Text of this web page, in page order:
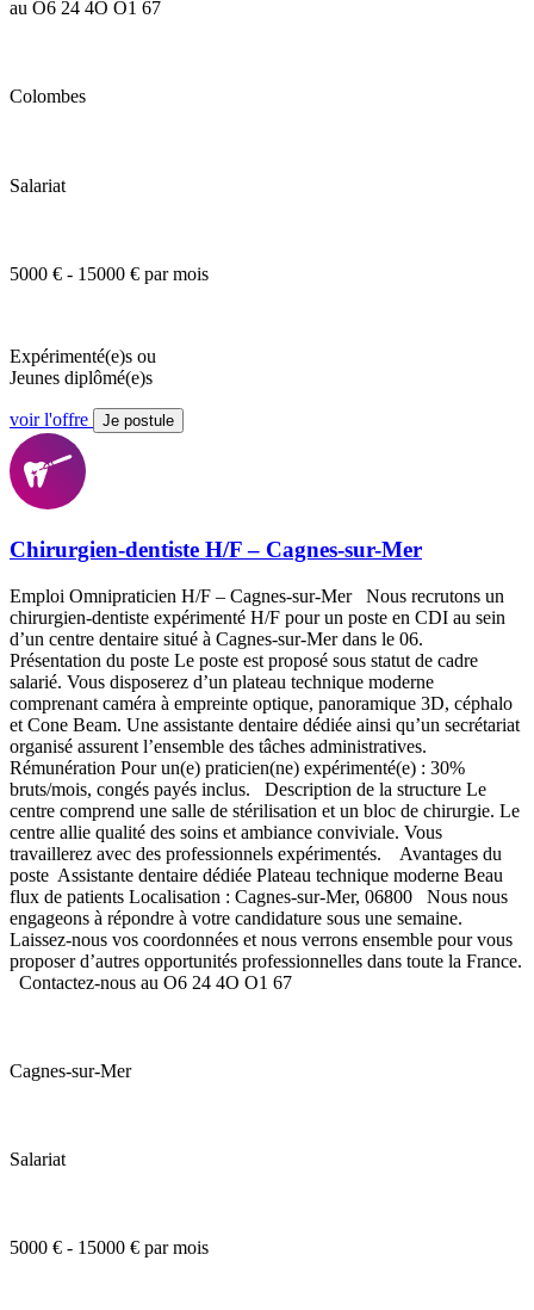
au O6 24 4O O1 67
Colombes
Salariat
5000 € - 15000 € par mois
Expérimenté(e)s ou
Jeunes diplômé(e)s
voir l'offre Je postule
Chirurgien-dentiste H/F – Cagnes-sur-Mer
Emploi Omnipraticien H/F – Cagnes-sur-Mer Nous recrutons un
chirurgien-dentiste expérimenté H/F pour un poste en CDI au sein
d’un centre dentaire situé à Cagnes-sur-Mer dans le 06.
Présentation du poste Le poste est proposé sous statut de cadre
salarié. Vous disposerez d’un plateau technique moderne
comprenant caméra à empreinte optique, panoramique 3D, céphalo
et Cone Beam. Une assistante dentaire dédiée ainsi qu’un secrétariat
organisé assurent l’ensemble des tâches administratives.
Rémunération Pour un(e) praticien(ne) expérimenté(e) : 30%
bruts/mois, congés payés inclus. Description de la structure Le
centre comprend une salle de stérilisation et un bloc de chirurgie. Le
centre allie qualité des soins et ambiance conviviale. Vous
travaillerez avec des professionnels expérimentés. Avantages du
poste Assistante dentaire dédiée Plateau technique moderne Beau
flux de patients Localisation : Cagnes-sur-Mer, 06800 Nous nous
engageons à répondre à votre candidature sous une semaine.
Laissez-nous vos coordonnées et nous verrons ensemble pour vous
proposer d’autres opportunités professionnelles dans toute la France.
Contactez-nous au O6 24 4O O1 67
Cagnes-sur-Mer
Salariat
5000 € - 15000 € par mois